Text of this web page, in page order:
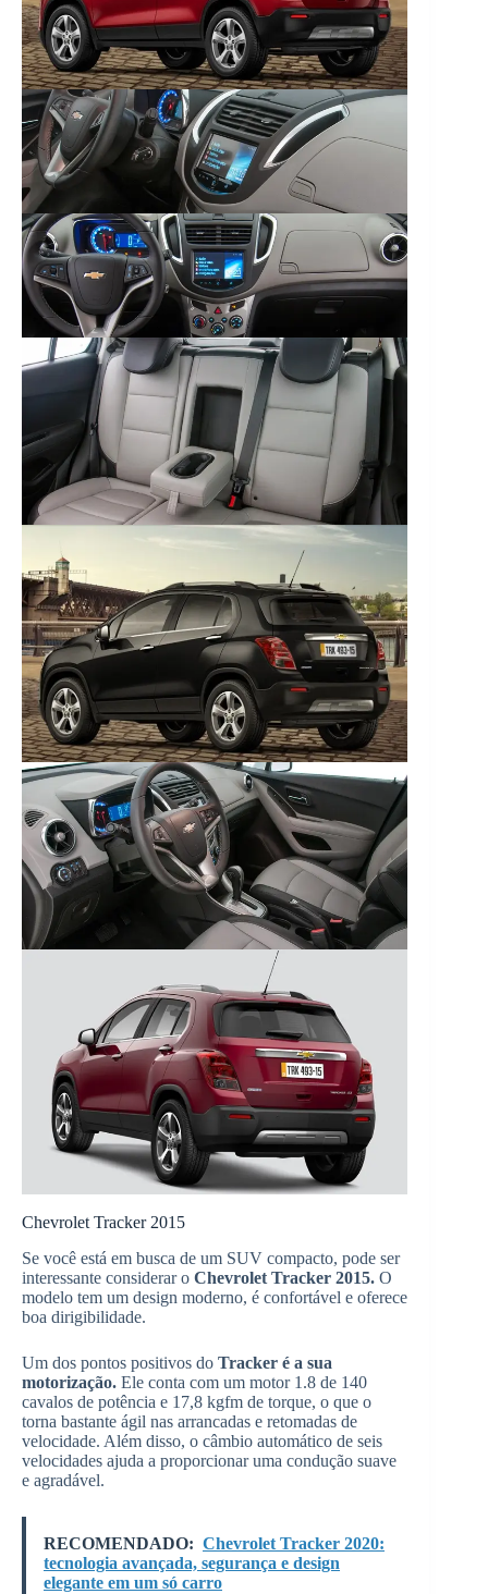
Chevrolet Tracker 2015
Se você está em busca de um SUV compacto, pode ser
interessante considerar o Chevrolet Tracker 2015. O
modelo tem um design moderno, é confortável e oferece
boa dirigibilidade.
Um dos pontos positivos do Tracker é a sua
motorização. Ele conta com um motor 1.8 de 140
cavalos de potência e 17,8 kgfm de torque, o que o
torna bastante ágil nas arrancadas e retomadas de
velocidade. Além disso, o câmbio automático de seis
velocidades ajuda a proporcionar uma condução suave
e agradável.
RECOMENDADO: Chevrolet Tracker 2020:
tecnologia avançada, segurança e design
elegante em um só carro